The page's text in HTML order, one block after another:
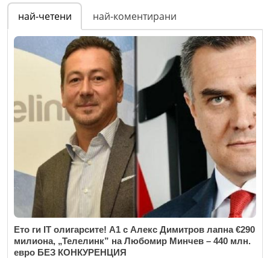
най-четени най-коментирани
Ето ги IT олигарсите! А1 с Алекс Димитров лапна €290
милиона, „Телелинк” на Любомир Минчев – 440 млн.
евро БЕЗ КОНКУРЕНЦИЯ